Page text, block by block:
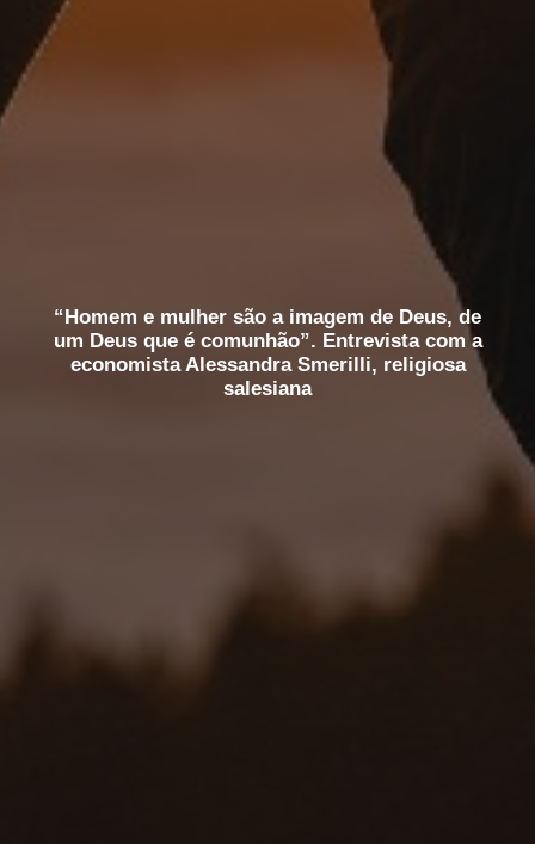
“Homem e mulher são a imagem de Deus, de
um Deus que é comunhão”. Entrevista com a
economista Alessandra Smerilli, religiosa
salesiana